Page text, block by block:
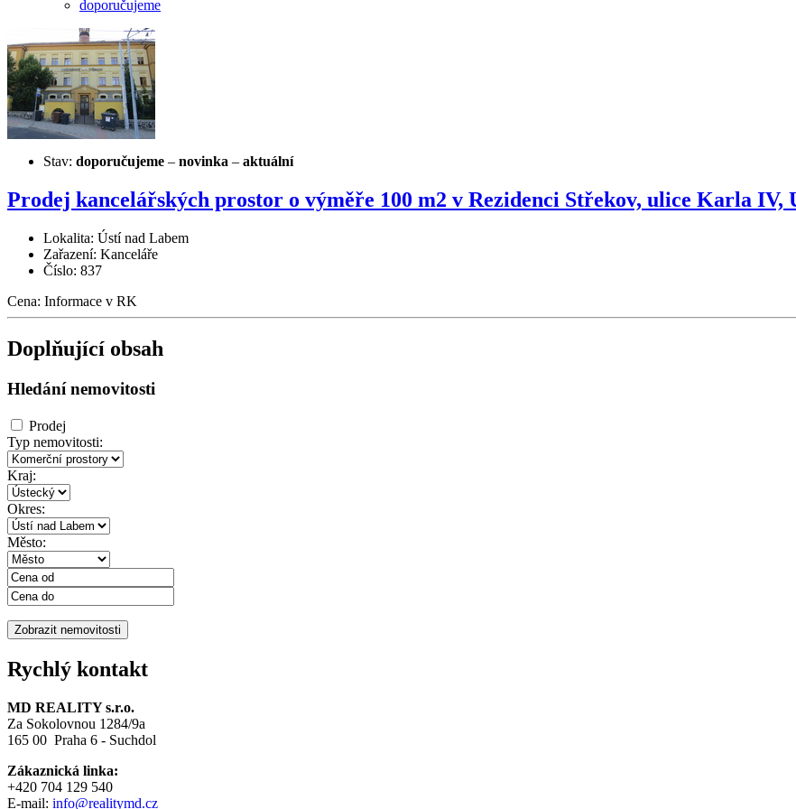
doporučujeme
Stav: doporučujeme – novinka – aktuální
Prodej kancelářských prostor o výměře 100 m2 v Rezidenci Střekov, ulice Karla IV,
Lokalita: Ústí nad Labem
Zařazení: Kanceláře
Číslo: 837
Cena: Informace v RK
Doplňující obsah
Hledání nemovitosti
Prodej
Typ nemovitosti:
Kraj:
Okres:
Město:
Rychlý kontakt
MD REALITY s.r.o.
Za Sokolovnou 1284/9a
165 00 Praha 6 - Suchdol
Zákaznická linka:
+420 704 129 540
E-mail: info@realitymd.cz